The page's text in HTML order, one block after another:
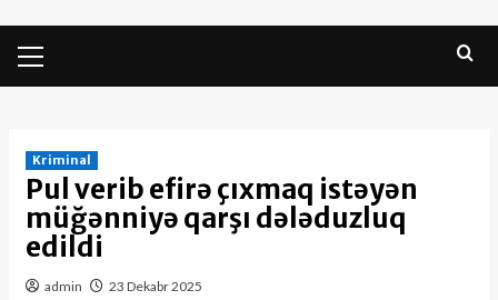
Menu
Kriminal
Pul verib efirə çıxmaq istəyən
müğənniyə qarşı dələduzluq
edildi
admin 23 Dekabr 2025